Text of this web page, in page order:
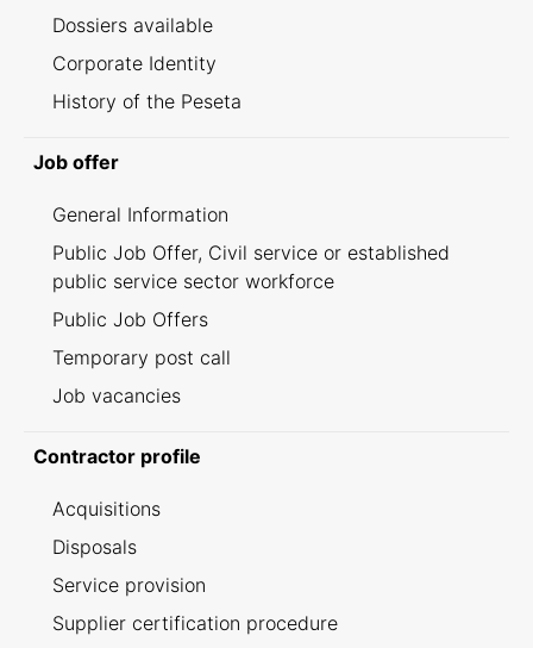
Dossiers available
Corporate Identity
History of the Peseta
Job offer
General Information
Public Job Offer, Civil service or established
public service sector workforce
Public Job Offers
Temporary post call
Job vacancies
Contractor profile
Acquisitions
Disposals
Service provision
Supplier certification procedure